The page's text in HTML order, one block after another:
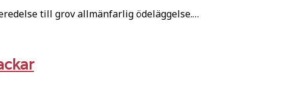
till grov allmänfarlig ödeläggelse.…